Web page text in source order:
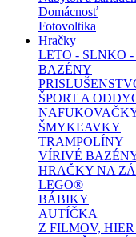
Domácnosť
Fotovoltika
Hračky
LETO - SLNKO
BAZÉNY
ŠPORT A
ŠMYKĽAVKY
TRAMPOLÍNY
VÍRIVÉ
HRAČKY NA
LEGO®
BÁBIKY
AUTÍČKA
Z FILMOV,